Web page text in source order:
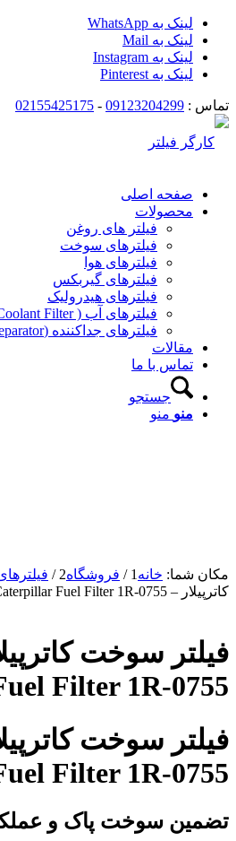
لینک به WhatsApp
لینک به Mail
لینک به Instagram
لینک به Pinterest
تماس : 09123204299
-
02155425175
صفحه اصلی
محصولات
فیلتر های روغن
فیلترهای سوخت
فیلترهای هوا
فیلترهای گیربکس
فیلترهای هیدرولیک
فیلترهای آب ( Coolant Filter )
فیلترهای جداکننده (Separator)
مقالات
تماس با ما
جستجو
منو منو
مکان شما: خانه 1
/ فروشگاه2
/
کاترپیلار – Caterpillar Fuel Filter 1R-0755...
فیلتر سوخت
Filter 1R-0755
فیلتر سوخت
Filter 1R-0755
تضمین سوخت پاک و